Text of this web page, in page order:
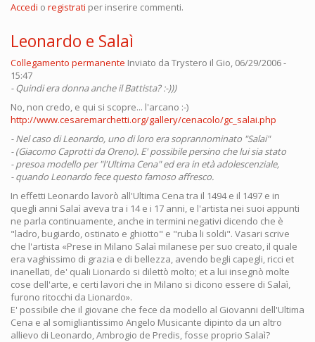
Accedi o registrati per inserire commenti.
Leonardo e Salaì
Collegamento permanente Inviato da Trystero il Gio, 06/29/2006 -
15:47
- Quindi era donna anche il Battista? :-)))
No, non credo, e qui si scopre... l'arcano :-)
http://www.cesaremarchetti.org/gallery/cenacolo/gc_salai.php
- Nel caso di Leonardo, uno di loro era soprannominato "Salai"
- (Giacomo Caprotti da Oreno). E' possibile persino che lui sia stato
- presoa modello per "l'Ultima Cena" ed era in età adolescenziale,
- quando Leonardo fece questo famoso affresco.
In effetti Leonardo lavorò all'Ultima Cena tra il 1494 e il 1497 e in
quegli anni Salaì aveva tra i 14 e i 17 anni, e l'artista nei suoi appunti
ne parla continuamente, anche in termini negativi dicendo che è
"ladro, bugiardo, ostinato e ghiotto" e "ruba li soldi". Vasari scrive
che l'artista «Prese in Milano Salaì milanese per suo creato, il quale
era vaghissimo di grazia e di bellezza, avendo begli capegli, ricci et
inanellati, de' quali Lionardo si dilettò molto; et a lui insegnò molte
cose dell'arte, e certi lavori che in Milano si dicono essere di Salaì,
furono ritocchi da Lionardo».
E' possibile che il giovane che fece da modello al Giovanni dell'Ultima
Cena e al somigliantissimo Angelo Musicante dipinto da un altro
allievo di Leonardo, Ambrogio de Predis, fosse proprio Salaì?